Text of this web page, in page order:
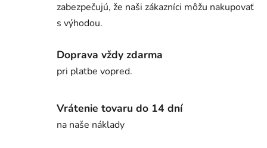
zabezpečujú, že naši zákazníci môžu nakupovať
s výhodou.
Doprava vždy zdarma
pri platbe vopred.
Vrátenie tovaru do 14 dní
na naše náklady